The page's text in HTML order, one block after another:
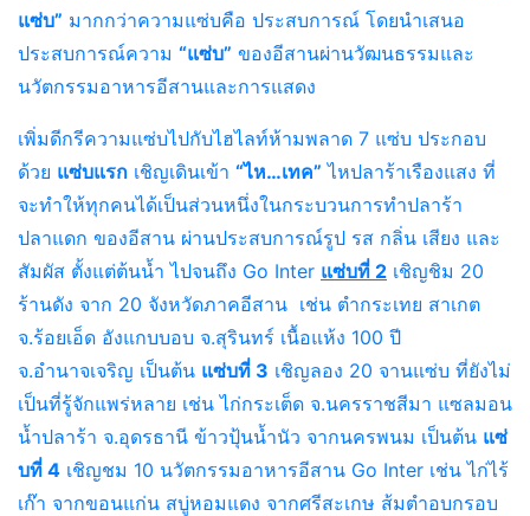
แซ่บ” มากกว่าความแซ่บคือ ประสบการณ์ โดยนำเสนอ
ประสบการณ์ความ “แซ่บ” ของอีสานผ่านวัฒนธรรมและ
นวัตกรรมอาหารอีสานและการแสดง
เพิ่มดีกรีความแซ่บไปกับไฮไลท์ห้ามพลาด 7 แซ่บ ประกอบ
ด้วย แซ่บแรก เชิญเดินเข้า “ไห…เทค” ไหปลาร้าเรืองแสง ที่
จะทำให้ทุกคนได้เป็นส่วนหนึ่งในกระบวนการทำปลาร้า
ปลาแดก ของอีสาน ผ่านประสบการณ์รูป รส กลิ่น เสียง และ
สัมผัส ตั้งแต่ต้นน้ำ ไปจนถึง Go Inter แซ่บที่ 2 เชิญชิม 20
ร้านดัง จาก 20 จังหวัดภาคอีสาน เช่น ตำกระเทย สาเกต
จ.ร้อยเอ็ด อังแกบบอบ จ.สุรินทร์ เนื้อแห้ง 100 ปี
จ.อำนาจเจริญ เป็นต้น แซ่บที่ 3 เชิญลอง 20 จานแซ่บ ที่ยังไม่
เป็นที่รู้จักแพร่หลาย เช่น ไก่กระเต็ด จ.นครราชสีมา แซลมอน
น้ำปลาร้า จ.อุดรธานี ข้าวปุ้นน้ำนัว จากนครพนม เป็นต้น แซ่
บที่ 4 เชิญชม 10 นวัตกรรมอาหารอีสาน Go Inter เช่น ไก่ไร้
เก๊า จากขอนแก่น สบู่หอมแดง จากศรีสะเกษ ส้มตำอบกรอบ